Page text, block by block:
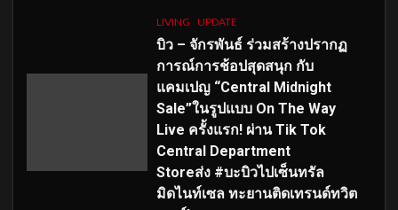
LIVING UPDATE
บิว – จักรพันธ์ ร่วมสร้างปรากฏ
การณ์การช้อปสุดสนุก กับ
แคมเปญ “Central Midnight
Sale”ในรูปแบบ On The Way
Live ครั้งแรก! ผ่าน Tik Tok
Central Department
Storeส่ง #บะบิวไปเซ็นทรัล
มิดไนท์เซล ทะยานติดเทรนด์ทวิต